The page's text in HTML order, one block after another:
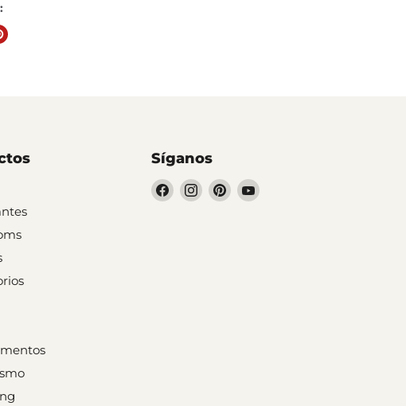
Síganos
Encuéntrenos
Encuéntrenos
Encuéntrenos
Encuéntrenos